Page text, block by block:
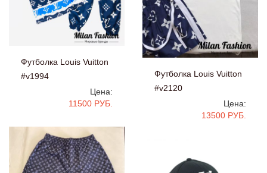
Футболка Louis Vuitton
#v1994
Цена:
11500 РУБ.
Футболка Louis Vuitton
#v2120
Цена:
13500 РУБ.